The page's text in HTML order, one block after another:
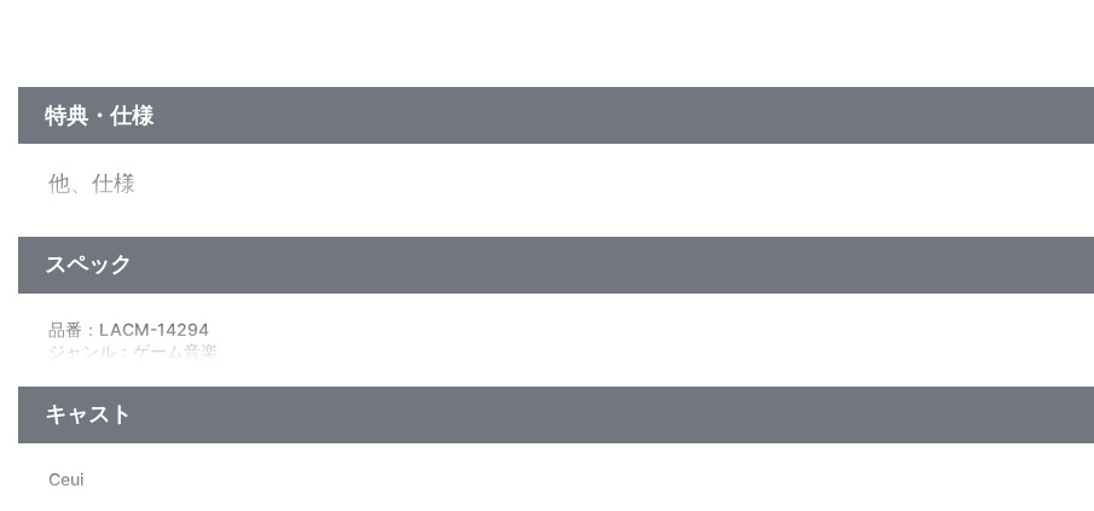
特典・仕様
他、仕様
スペック
品番：LACM-14294
ジャンル：ゲーム音楽
キャスト
Ceui